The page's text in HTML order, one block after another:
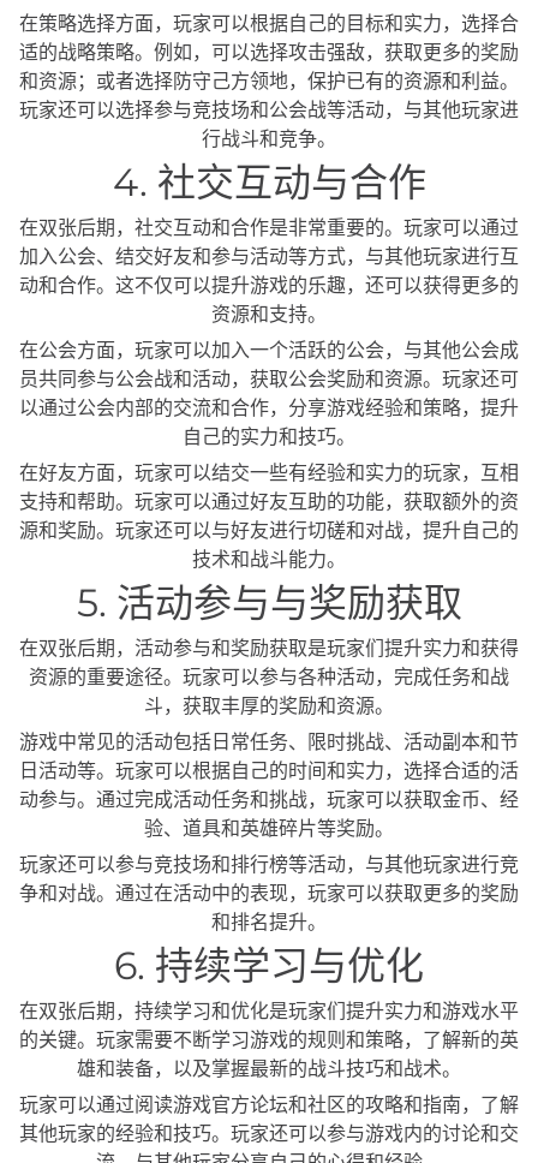
在策略选择方面，玩家可以根据自己的目标和实力，选择合
适的战略策略。例如，可以选择攻击强敌，获取更多的奖励
和资源；或者选择防守己方领地，保护已有的资源和利益。
玩家还可以选择参与竞技场和公会战等活动，与其他玩家进
行战斗和竞争。
4. 社交互动与合作
在双张后期，社交互动和合作是非常重要的。玩家可以通过
加入公会、结交好友和参与活动等方式，与其他玩家进行互
动和合作。这不仅可以提升游戏的乐趣，还可以获得更多的
资源和支持。
在公会方面，玩家可以加入一个活跃的公会，与其他公会成
员共同参与公会战和活动，获取公会奖励和资源。玩家还可
以通过公会内部的交流和合作，分享游戏经验和策略，提升
自己的实力和技巧。
在好友方面，玩家可以结交一些有经验和实力的玩家，互相
支持和帮助。玩家可以通过好友互助的功能，获取额外的资
源和奖励。玩家还可以与好友进行切磋和对战，提升自己的
技术和战斗能力。
5. 活动参与与奖励获取
在双张后期，活动参与和奖励获取是玩家们提升实力和获得
资源的重要途径。玩家可以参与各种活动，完成任务和战
斗，获取丰厚的奖励和资源。
游戏中常见的活动包括日常任务、限时挑战、活动副本和节
日活动等。玩家可以根据自己的时间和实力，选择合适的活
动参与。通过完成活动任务和挑战，玩家可以获取金币、经
验、道具和英雄碎片等奖励。
玩家还可以参与竞技场和排行榜等活动，与其他玩家进行竞
争和对战。通过在活动中的表现，玩家可以获取更多的奖励
和排名提升。
6. 持续学习与优化
在双张后期，持续学习和优化是玩家们提升实力和游戏水平
的关键。玩家需要不断学习游戏的规则和策略，了解新的英
雄和装备，以及掌握最新的战斗技巧和战术。
玩家可以通过阅读游戏官方论坛和社区的攻略和指南，了解
其他玩家的经验和技巧。玩家还可以参与游戏内的讨论和交